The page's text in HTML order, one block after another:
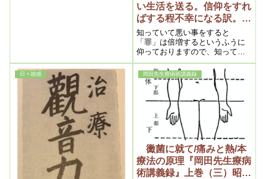
い生活を送る。信仰をすれ
ばする程不幸になる訳。
2015年10月⑤ (私達の学び
目からウロコの内容より）
知っていて悪い事をすると
「罪」は倍増するというふうに
仰っておりますので、知ってい
てですね、曇りを発生するとい
う事は、実質的には信仰しなが
ら「罪」を作っていっている、
という事になってきます。
日々雑感 岡田先生療病術講義録
黴菌に就て/痛みと熱/本
療法の原理『岡田先生療病
術講義録』上巻（三）昭和